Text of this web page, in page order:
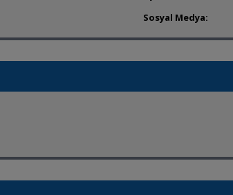
Sosyal Medya: